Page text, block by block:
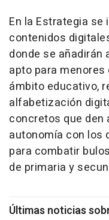
En la Estrategia
contenidos
donde se añadirán
apto para menores
ámbito educativo,
alfabetización
concretos que den
autonomía con los
para combatir
de primaria y
Últimas noticias